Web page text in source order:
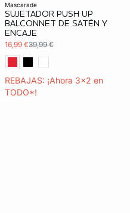
mascarade
SUJETADOR PUSH UP
BALCONNET DE SATÉN Y
ENCAJE
16,99 €39,99 €
REBAJAS: ¡Ahora 3x2 en
TODO*!
Exclu Web